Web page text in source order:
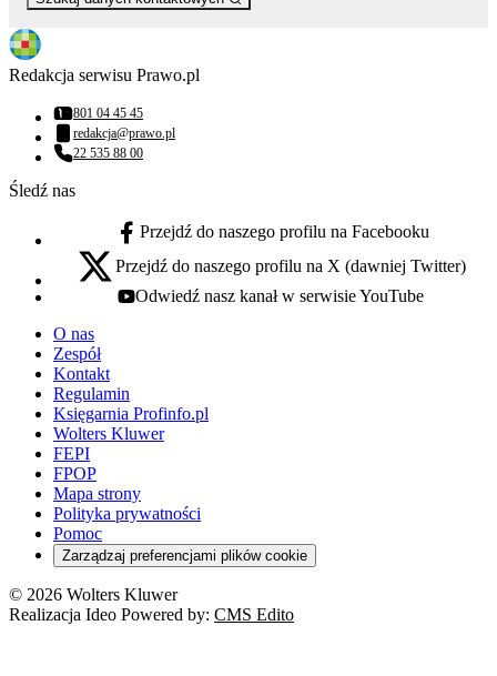
Redakcja serwisu Prawo.pl
Numer telefonu:
801 04 45 45
Adres email:
redakcja@prawo.pl
Numer telefonu:
22 535 88 00
Śledź nas
facebook - otwiera się w nowej karcie
Przejdź do naszego profilu na Facebooku
x - otwiera się w nowej karcie
Przejdź do naszego profilu na X (dawniej Twitter)
youtube - otwiera się w nowej karcie
Odwiedź nasz kanał w serwisie YouTube
O nas
Zespół
Kontakt
Regulamin
Księgarnia Profinfo.pl
Wolters Kluwer
FEPI
FPOP
Mapa strony
Polityka prywatności
Pomoc
Zarządzaj preferencjami plików cookie
© 2026 Wolters Kluwer
Realizacja Ideo Powered by: CMS Edito